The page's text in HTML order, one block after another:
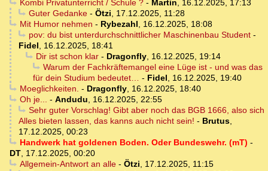
Kombi Privatunterricht / Schule ?- Martin, 16.12.2025, 17:13
Guter Gedanke- Ötzi, 17.12.2025, 11:28
Mit Humor nehmen - Rybezahl, 16.12.2025, 18:08
pov: du bist unterdurchschnittlicher Maschinenbau Student-
Fidel, 16.12.2025, 18:41
Dir ist schon klar- Dragonfly, 16.12.2025, 19:14
Warum der Fachkräftemangel eine Lüge ist - und was das
für dein Studium bedeutet… - Fidel, 16.12.2025, 19:40
Moeglichkeiten. - Dragonfly, 16.12.2025, 18:40
Oh je... - Andudu, 16.12.2025, 22:55
Sehr guter Vorschlag! Gibt aber noch das BGB 1666, also sich
Alles bieten lassen, das kanns auch nicht sein! - Brutus,
17.12.2025, 00:23
Handwerk hat goldenen Boden. Oder Bundeswehr. (mT) -
DT, 17.12.2025, 00:20
Allgemein-Antwort an alle- Ötzi, 17.12.2025, 11:15